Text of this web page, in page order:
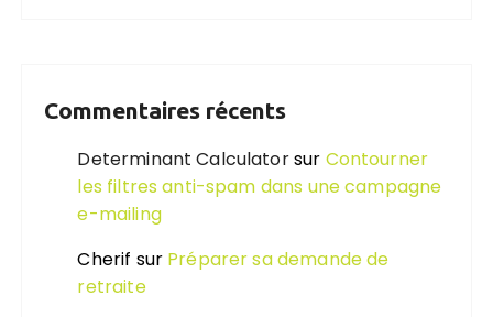
Commentaires récents
Determinant Calculatorsur Contourner
les filtres anti-spam dans une campagne
e-mailing
Cherif sur Préparer sa demande de
retraite